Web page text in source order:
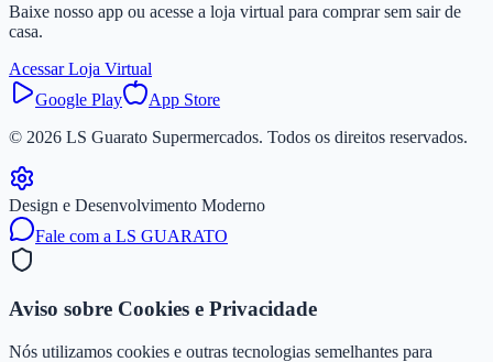
Baixe nosso app ou acesse a loja virtual para comprar sem sair de
casa.
Acessar Loja Virtual
Google Play
App Store
© 2026 LS Guarato Supermercados. Todos os direitos reservados.
Design e Desenvolvimento Moderno
Fale com a LS GUARATO
Aviso sobre Cookies e Privacidade
Nós utilizamos cookies e outras tecnologias semelhantes para